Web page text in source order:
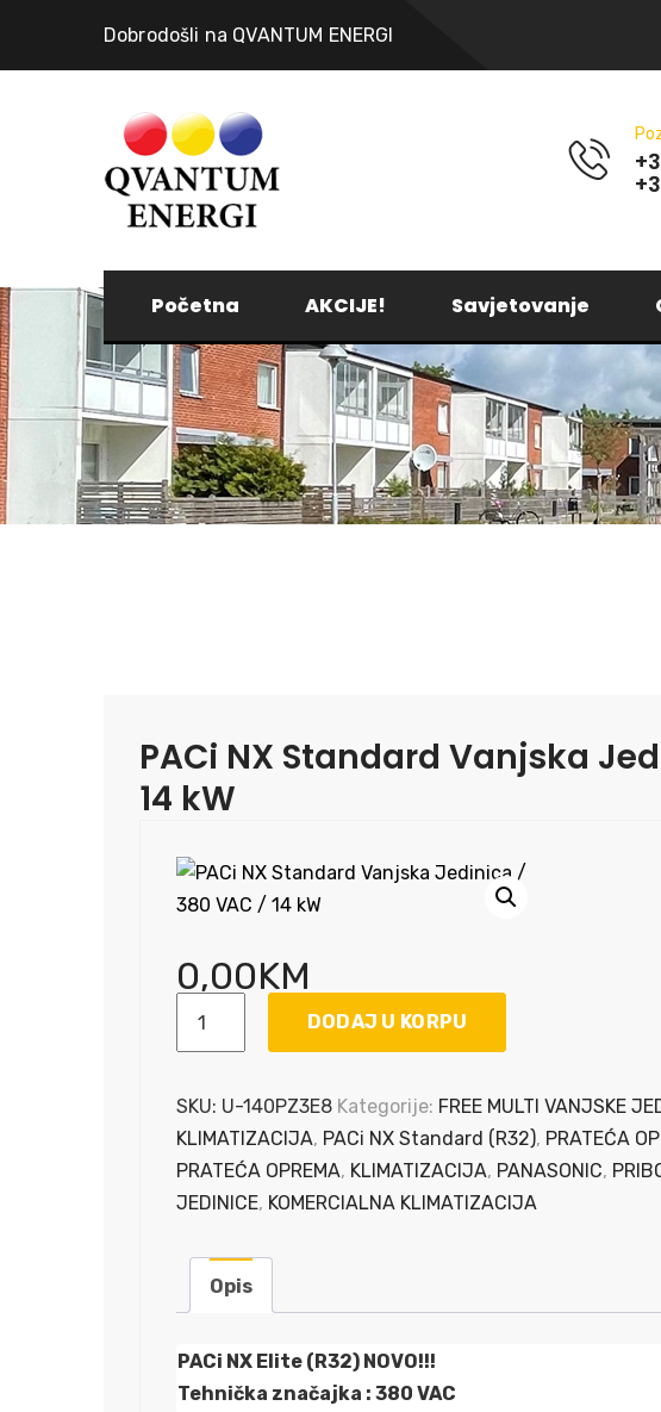
Dobrodošli na QVANTUM ENERGI
Početna AKCIJE! Savjetovanje
PACi NX Standard Vanjska
14 kW
0,00KM
Vanjska
Jedinica
/
380
količina
DODAJ U KORPU
SKU: U-140PZ3E8 Kategorije: FREE MULTI VANJSKE
KLIMATIZACIJA, PACi NX Standard (R32), PRATEĆA
PRATEĆA OPREMA, KLIMATIZACIJA, PANASONIC,
JEDINICE, KOMERCIALNA KLIMATIZACIJA
Opis
PACi NX Elite (R32) NOVO!!!
Tehnička značajka : 380 VAC